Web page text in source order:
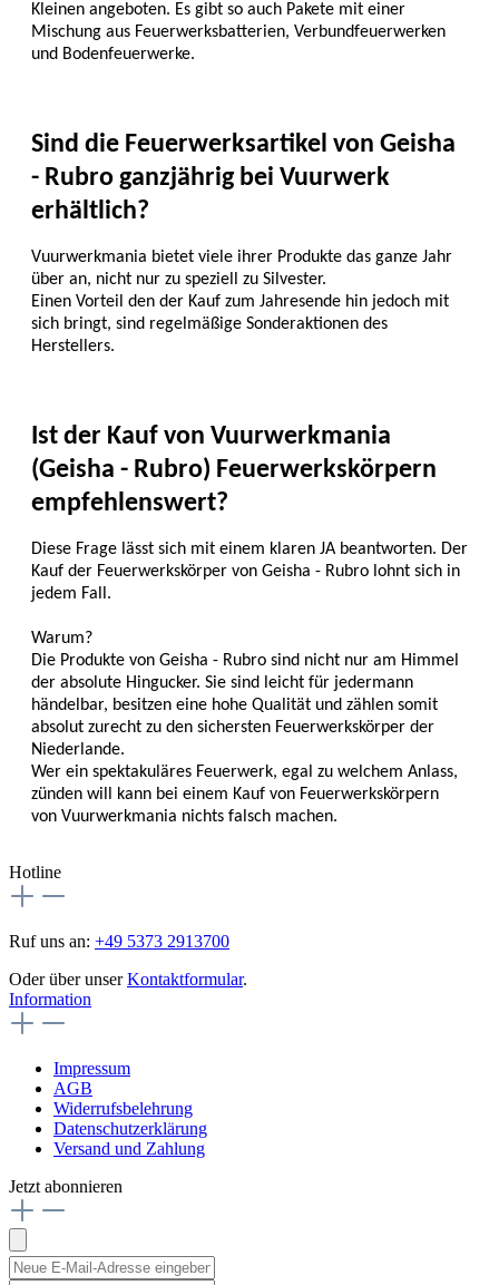
Kleinen angeboten. Es gibt so auch Pakete mit einer
Mischung aus Feuerwerksbatterien, Verbundfeuerwerken
und Bodenfeuerwerke.
Sind die Feuerwerksartikel von Geisha
- Rubro ganzjährig bei Vuurwerk
erhältlich?
Vuurwerkmania bietet viele ihrer Produkte das ganze Jahr
über an, nicht nur zu speziell zu Silvester.
Einen Vorteil den der Kauf zum Jahresende hin jedoch mit
sich bringt, sind regelmäßige Sonderaktionen des
Herstellers.
Ist der Kauf von Vuurwerkmania
(Geisha - Rubro) Feuerwerkskörpern
empfehlenswert?
Diese Frage lässt sich mit einem klaren JA beantworten. Der
Kauf der Feuerwerkskörper von Geisha - Rubro lohnt sich in
jedem Fall.
Warum?
Die Produkte von Geisha - Rubro sind nicht nur am Himmel
der absolute Hingucker. Sie sind leicht für jedermann
händelbar, besitzen eine hohe Qualität und zählen somit
absolut zurecht zu den sichersten Feuerwerkskörper der
Niederlande.
Wer ein spektakuläres Feuerwerk, egal zu welchem Anlass,
zünden will kann bei einem Kauf von Feuerwerkskörpern
von Vuurwerkmania nichts falsch machen.
Hotline
Ruf uns an: +49 5373 2913700
Oder über unserKontaktformular.
Information
Impressum
AGB
Widerrufsbelehrung
Datenschutzerklärung
Versand und Zahlung
Jetzt abonnieren